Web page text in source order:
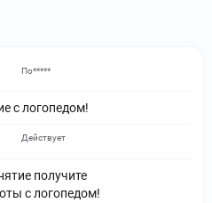
с логопедом!
По*****
получите
с логопедом!
Действует